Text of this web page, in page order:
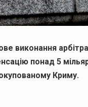
виконання
понад 5
Криму.